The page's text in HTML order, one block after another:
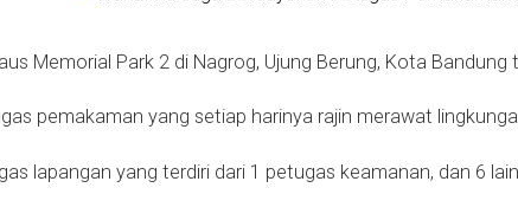
Memorial Park 2 di Nagrog, Ujung Berung, Kota Bandung
pemakaman yang setiap harinya rajin merawat
lapangan yang terdiri dari 1 petugas keamanan, dan 6